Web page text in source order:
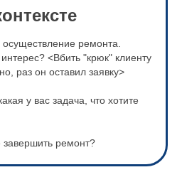
ремонта.
<Вбить "крюк" клиенту
раз он оставил заявку>
у вас задача, что хотите
завершить ремонт?